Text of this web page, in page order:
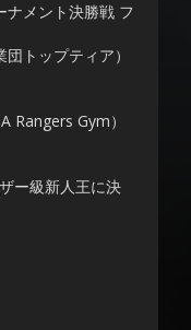
ナメント決勝戦 フ
トップティア）
Rangers Gym）
ー級新人王に決